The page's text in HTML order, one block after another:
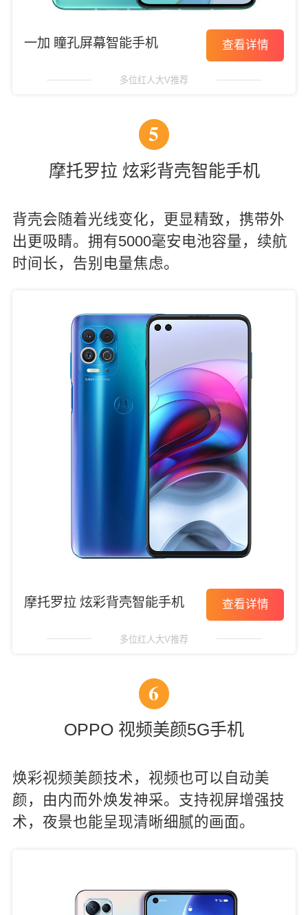
一加 瞳孔屏幕智能手机 查看详情
多位红人大V推荐
5
摩托罗拉 炫彩背壳智能手机
背壳会随着光线变化，更显精致，携带外
出更吸睛。拥有5000毫安电池容量，续航
时间长，告别电量焦虑。
摩托罗拉 炫彩背壳智能手机 查看详情
多位红人大V推荐
6
OPPO 视频美颜5G手机
焕彩视频美颜技术，视频也可以自动美
颜，由内而外焕发神采。支持视屏增强技
术，夜景也能呈现清晰细腻的画面。